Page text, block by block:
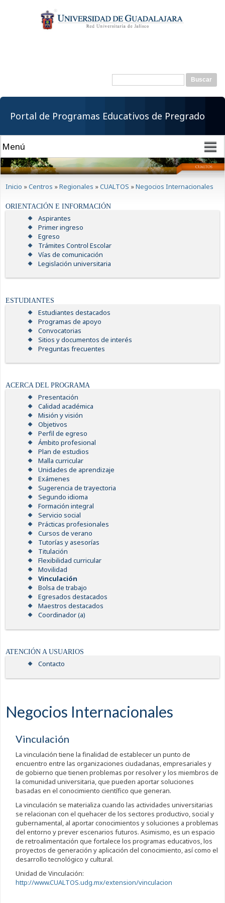
contenido
principal
Formulario de
Buscar
Portal de Programas Educativos de Pregrado
Inicio »Centros »Regionales »CUALTOS »Negocios Internacionales
ORIENTACIÓN E INFORMACIÓN
Aspirantes
Primer ingreso
Egreso
Trámites Control Escolar
Vías de comunicación
Legislación universitaria
ESTUDIANTES
Estudiantes destacados
Programas de apoyo
Convocatorias
Sitios y documentos de interés
Preguntas frecuentes
ACERCA DEL PROGRAMA
Presentación
Calidad académica
Misión y visión
Objetivos
Perfil de egreso
Ámbito profesional
Plan de estudios
Malla curricular
Unidades de aprendizaje
Exámenes
Sugerencia de trayectoria
Segundo idioma
Formación integral
Servicio social
Prácticas profesionales
Cursos de verano
Tutorías y asesorías
Titulación
Flexibilidad curricular
Movilidad
Vinculación
Bolsa de trabajo
Egresados destacados
Maestros destacados
Coordinador (a)
ATENCIÓN A USUARIOS
Contacto
Negocios Internacionales
Vinculación
La vinculación tiene la finalidad de establecer un punto de
encuentro entre las organizaciones ciudadanas, empresariales y
de gobierno que tienen problemas por resolver y los miembros de
la comunidad universitaria, que pueden aportar soluciones
basadas en el conocimiento científico que generan.
La vinculación se materializa cuando las actividades universitarias
se relacionan con el quehacer de los sectores productivo, social y
gubernamental, al aportar conocimientos y soluciones a problemas
del entorno y prever escenarios futuros. Asimismo, es un espacio
de retroalimentación que fortalece los programas educativos, los
proyectos de generación y aplicación del conocimiento, así como el
desarrollo tecnológico y cultural.
Unidad de Vinculación:
http://www.CUALTOS.udg.mx/extension/vinculacion